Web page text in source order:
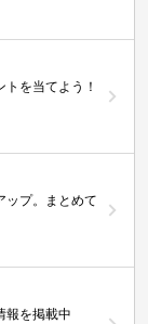
を当てよう！
ップ。まとめて
報を掲載中